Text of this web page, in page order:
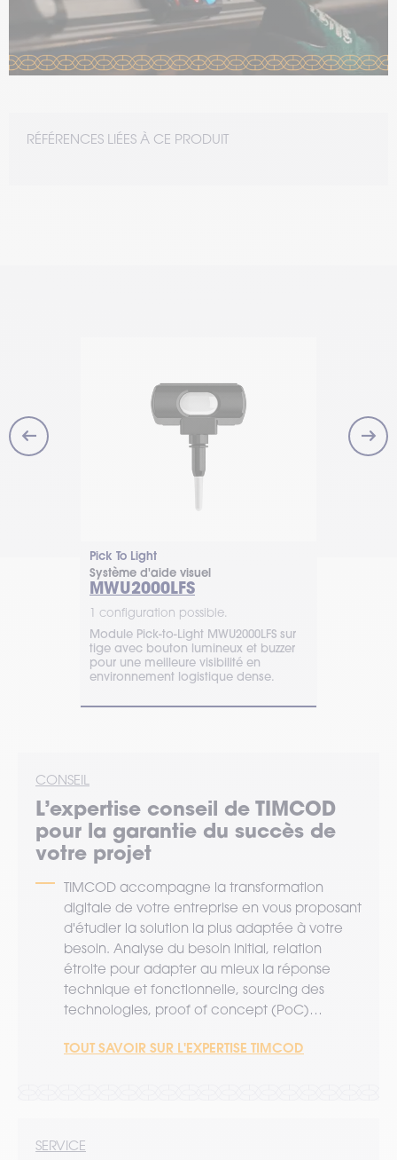
Temps de lecture : 5 min– Lire l’article
RÉFÉRENCES LIÉES À CE PRODUIT
Pick To Light
Système d'aide visuel
MWU2000LFS
1 configuration possible.
Module Pick-to-Light MWU2000LFS sur
tige avec bouton lumineux et buzzer
pour une meilleure visibilité en
environnement logistique dense.
CONSEIL
L’expertise conseil de TIMCOD
pour la garantie du succès de
votre projet
TIMCOD accompagne la transformation
digitale de votre entreprise en vous proposant
d'étudier la solution la plus adaptée à votre
besoin. Analyse du besoin initial, relation
étroite pour adapter au mieux la réponse
technique et fonctionnelle, sourcing des
technologies, proof of concept (PoC)…
TOUT SAVOIR SUR L'EXPERTISE TIMCOD
SERVICE